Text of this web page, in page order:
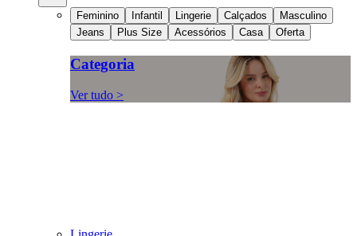
Feminino Infantil Lingerie Calçados
Masculino
Jeans
Plus Size Acessórios Casa Oferta
Categoria
Ver tudo >